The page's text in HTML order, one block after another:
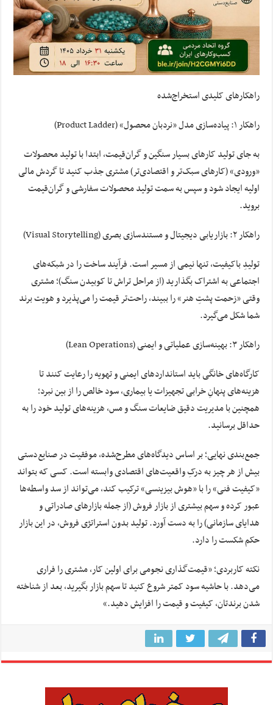
راهکارهای کلیدی استخراج‌شده
راهکار ۱: پیاده‌سازی مدل «نردبان محصول» (Product Ladder)
به جای تولید کارهای بسیار سنگین و گران‌قیمت، ابتدا با تولید محصولات
«ورودی» (کارهای سبک‌تر و اقتصادی‌تر) مشتری جذب کنید تا گردش مالی
اولیه ایجاد شود و سپس به سمت تولید محصولات سفارشی و گران‌قیمت
بروید.
راهکار ۲: بازاریابی دیجیتال و مستندسازی بصری (Visual Storytelling)
تولیدِ باکیفیت، تنها نیمی از مسیر است. فرآیند ساخت را در شبکه‌های
اجتماعی به اشتراک بگذارید (از مراحل تراش تا کوبیدن سنگ)؛ مشتری
وقتی «زحمت پشتِ هنر» را ببیند، راحت‌تر قیمت را می‌پذیرد و هویت برند
شما شکل می‌گیرد.
راهکار ۳: بهینه‌سازی عملیاتی و ایمنی (Lean Operations)
کارگاه‌های خانگی باید استانداردهای ایمنی و تهویه را رعایت کنند تا
هزینه‌های پنهانِ خرابی تجهیزات یا بیماری، سود خالص را از بین نبرد؛
همچنین با مدیریت دقیق ضایعات سنگ و مس، هزینه‌های تولید خود را به
حداقل برسانید.
جمع‌بندی نهایی؛ بر اساس دیدگاه‌های مطرح‌شده، موفقیت در صنایع‌دستی
بیش از هر چیز به درکِ واقعیت‌های اقتصادی وابسته است. کسی که بتواند
«کیفیت فنی» را با «هوش بیزینسی» ترکیب کند، می‌تواند از سد واسطه‌ها
عبور کرده و سهم بیشتری از بازار فروش (از جمله بازارهای صادراتی و
هدایای سازمانی) را به دست آورد. تولید بدون استراتژی فروش، در این بازار
حکم شکست را دارد.
نکته کاربردی؛ «قیمت‌گذاری نجومی برای اولین کار، مشتری را فراری
می‌دهد. با حاشیه سود کمتر شروع کنید تا سهم بازار بگیرید، بعد از شناخته
شدن برندتان، کیفیت و قیمت را افزایش دهید.»